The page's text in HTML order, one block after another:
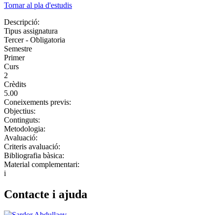
Tornar al pla d'estudis
Descripció:
Tipus assignatura
Tercer - Obligatoria
Semestre
Primer
Curs
2
Crèdits
5.00
Coneixements previs:
Objectius:
Continguts:
Metodologia:
Avaluació:
Criteris avaluació:
Bibliografia bàsica:
Material complementari:
i
Contacte i ajuda